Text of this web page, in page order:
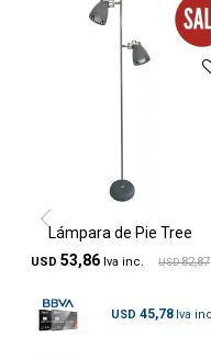
Lámpara de Pie Tree
USD 53,86 USD 82,87
USD 45,78